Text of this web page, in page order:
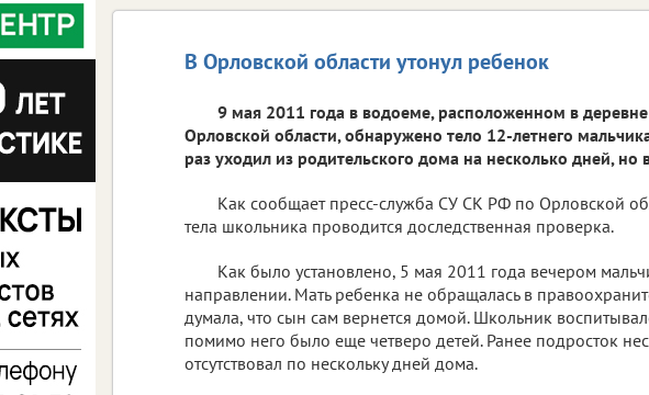
В Орловской области утонул ребенок
9 мая 2011 года в водоеме, расположенном в
Орловской области, обнаружено тело 12-летнего
раз уходил из родительского дома на несколько дней, но
Как сообщает пресс-служба СУ СК РФ по Орловской
тела школьника проводится доследственная проверка.
Как было установлено, 5 мая 2011 года вечером
направлении. Мать ребенка не обращалась в
думала, что сын сам вернется домой. Школьник
помимо него было еще четверо детей. Ранее подросток
отсутствовал по нескольку дней дома.